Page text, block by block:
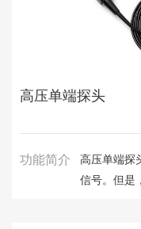
高压单端探头
功能简介
高压单端探
信号。但是